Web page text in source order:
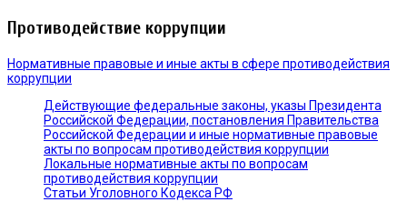
Противодействие коррупции
Нормативные правовые и иные акты в сфере противодействия
коррупции
Действующие федеральные законы, указы Президента
Российской Федерации, постановления Правительства
Российской Федерации и иные нормативные правовые
акты по вопросам противодействия коррупции
Локальные нормативные акты по вопросам
противодействия коррупции
Статьи Уголовного Кодекса РФ